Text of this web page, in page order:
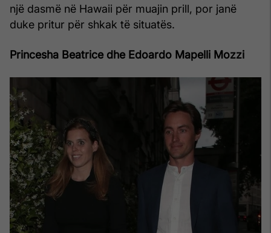
një dasmë në Hawaii për muajin prill, por janë
duke pritur për shkak të situatës.
Princesha Beatrice dhe Edoardo Mapelli Mozzi